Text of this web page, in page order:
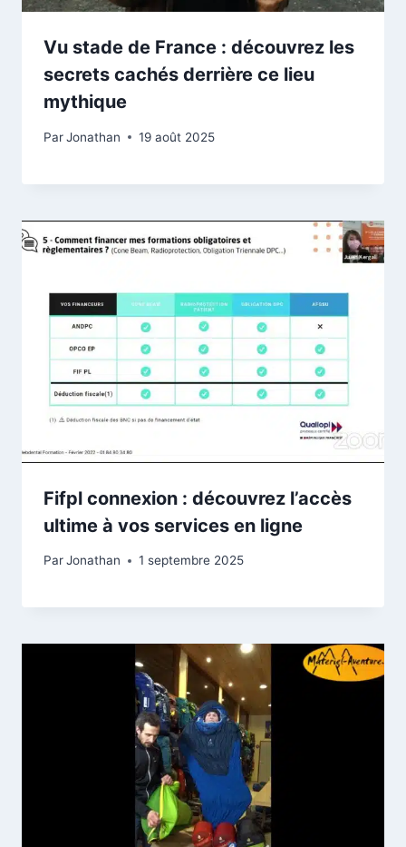
Vu stade de France : découvrez les
secrets cachés derrière ce lieu
mythique
ParJonathan 19 août 2025
Fifpl connexion : découvrez l’accès
ultime à vos services en ligne
ParJonathan 1 septembre 2025